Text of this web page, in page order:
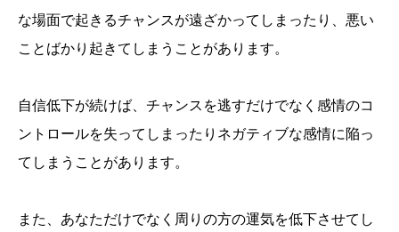
な場面で起きるチャンスが遠ざかってしまったり、悪い
ことばかり起きてしまうことがあります。
自信低下が続けば、チャンスを逃すだけでなく感情のコ
ントロールを失ってしまったりネガティブな感情に陥っ
てしまうことがあります。
また、あなただけでなく周りの方の運気を低下させてし